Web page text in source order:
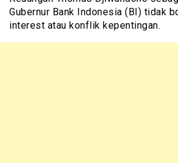
Gubernur Bank Indonesia (BI) tidak
interest atau konflik kepentingan.